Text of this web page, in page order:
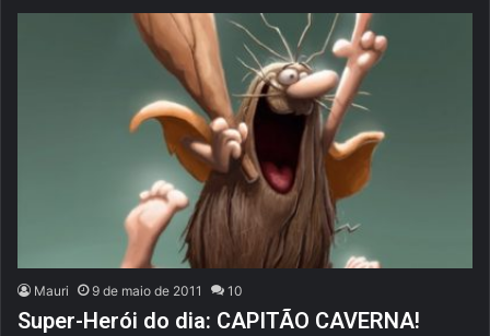
Mauri 9 de maio de 2011 10
Super-Herói do dia: CAPITÃO CAVERNA!